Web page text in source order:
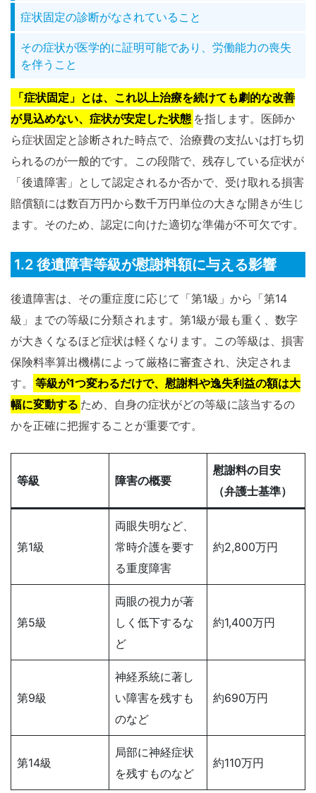
症状固定の診断がなされていること
その症状が医学的に証明可能であり、労働能力の喪失
を伴うこと
「症状固定」とは、これ以上治療を続けても劇的な改善
が見込めない、症状が安定した状態 を指します。医師か
ら症状固定と診断された時点で、治療費の支払いは打ち切
られるのが一般的です。この段階で、残存している症状が
「後遺障害」として認定されるか否かで、受け取れる損害
賠償額には数百万円から数千万円単位の大きな開きが生じ
ます。そのため、認定に向けた適切な準備が不可欠です。
1.2 後遺障害等級が慰謝料額に与える影響
後遺障害は、その重症度に応じて「第1級」から「第14
級」までの等級に分類されます。第1級が最も重く、数字
が大きくなるほど症状は軽くなります。この等級は、損害
保険料率算出機構によって厳格に審査され、決定されま
す。
等級が1つ変わるだけで、慰謝料や逸失利益の額は大
幅に変動する ため、自身の症状がどの等級に該当するの
かを正確に把握することが重要です。
等級 障害の概要
慰謝料の目安
（弁護士基準）
第1級
両眼失明など、
常時介護を要す
る重度障害
約2,800万円
第5級
両眼の視力が著
しく低下するな
ど
約1,400万円
第9級
神経系統に著し
い障害を残すも
のなど
約690万円
第14級
局部に神経症状
を残すものなど
約110万円